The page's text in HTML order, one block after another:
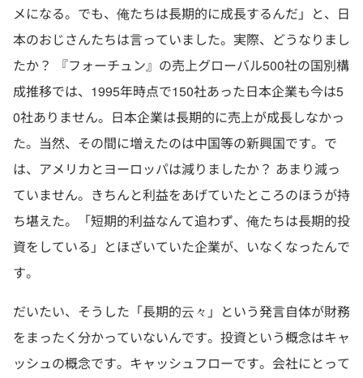
メになる。でも、俺たちは長期的に成長するんだ」と、日
本のおじさんたちは言っていました。実際、どうなりまし
たか？ 『フォーチュン』の売上グローバル500社の国別構
成推移では、1995年時点で150社あった日本企業も今は5
0社ありません。日本企業は長期的に売上が成長しなかっ
た。当然、その間に増えたのは中国等の新興国です。で
は、アメリカとヨーロッパは減りましたか？ あまり減っ
ていません。きちんと利益をあげていたところのほうが持
ち堪えた。「短期的利益なんて追わず、俺たちは長期的投
資をしている」とほざいていた企業が、いなくなったんで
す。
だいたい、そうした「長期的云々」という発言自体が財務
をまったく分かっていないんです。投資という概念はキャ
ッシュの概念です。キャッシュフローです。会社にとって